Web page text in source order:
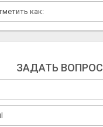
ЗАДАТЬ ВОПРОС